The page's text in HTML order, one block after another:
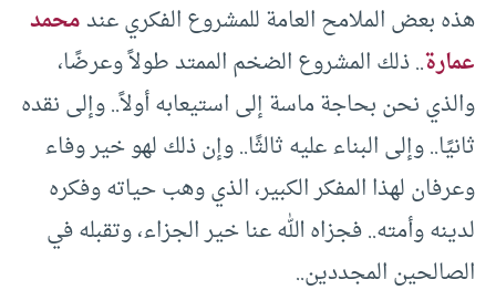
هذه بعض الملامح العامة للمشروع الفكري عندمحمد
عمارة.. ذلك المشروع الضخم الممتد طولاً وعرضًا،
والذي نحن بحاجة ماسة إلى استيعابه أولاً.. وإلى نقده
ثانيًا.. وإلى البناء عليه ثالثًا.. وإن ذلك لهو خير وفاء
وعرفان لهذا المفكر الكبير، الذي وهب حياته وفكره
لدينه وأمته.. فجزاه الله عنا خير الجزاء، وتقبله في
الصالحين المجددين..